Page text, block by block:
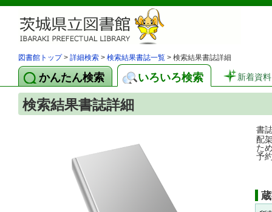
図書館トップ> 詳細検索 > 検索結果書誌一覧 > 検索結果書誌詳細
かんたん検索 いろいろ検索 新着資料
検索結果書誌詳細
書
配
た
予